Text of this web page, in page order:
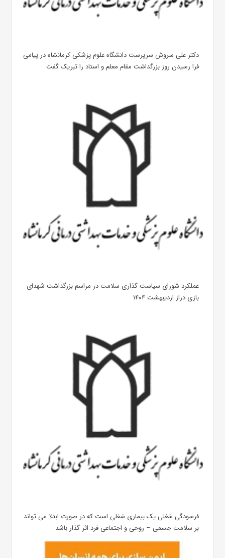
دکتر علی سروش سرپرست دانشگاه علوم پزشکی کرمانشاه در پیامی
فرا رسیدن روز بزرگداشت مقام معلم و استاد را تبریک گفت
عملکرد شورای سیاست گذاری سلامت در مراسم بزرگداشت شهدای
بازی دراز اردیبهشت ۱۴۰۴
فرسودگی شغلی یک بیماری شغلی است که در صورت ابتلا می تواند
بر سلامت جسمی – روحی و اجتماعی فرد اثر گذار باشد